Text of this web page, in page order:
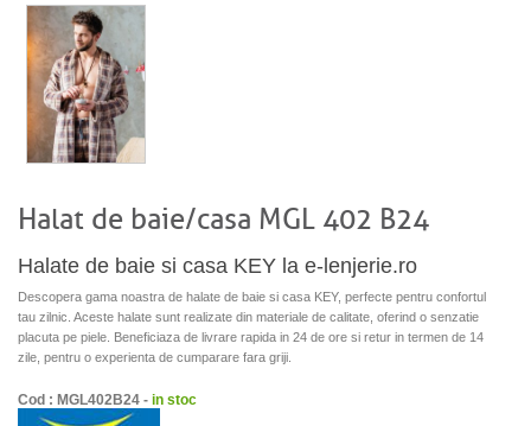
Halat de baie/casa MGL 402 B24
Halate de baie si casa KEY la e-lenjerie.ro
Descopera gama noastra de halate de baie si casa KEY, perfecte pentru confortul
tau zilnic. Aceste halate sunt realizate din materiale de calitate, oferind o senzatie
placuta pe piele. Beneficiaza de livrare rapida in 24 de ore si retur in termen de 14
zile, pentru o experienta de cumparare fara griji.
Cod : MGL402B24 - in stoc